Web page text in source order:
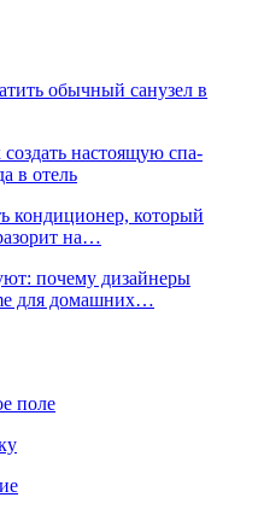
обычный санузел в
настоящую спа-
в отель
кондиционер, который
на…
почему дизайнеры
для домашних…
поле